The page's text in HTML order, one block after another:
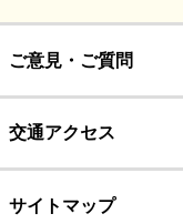
ご意見・ご質問
交通アクセス
サイトマップ